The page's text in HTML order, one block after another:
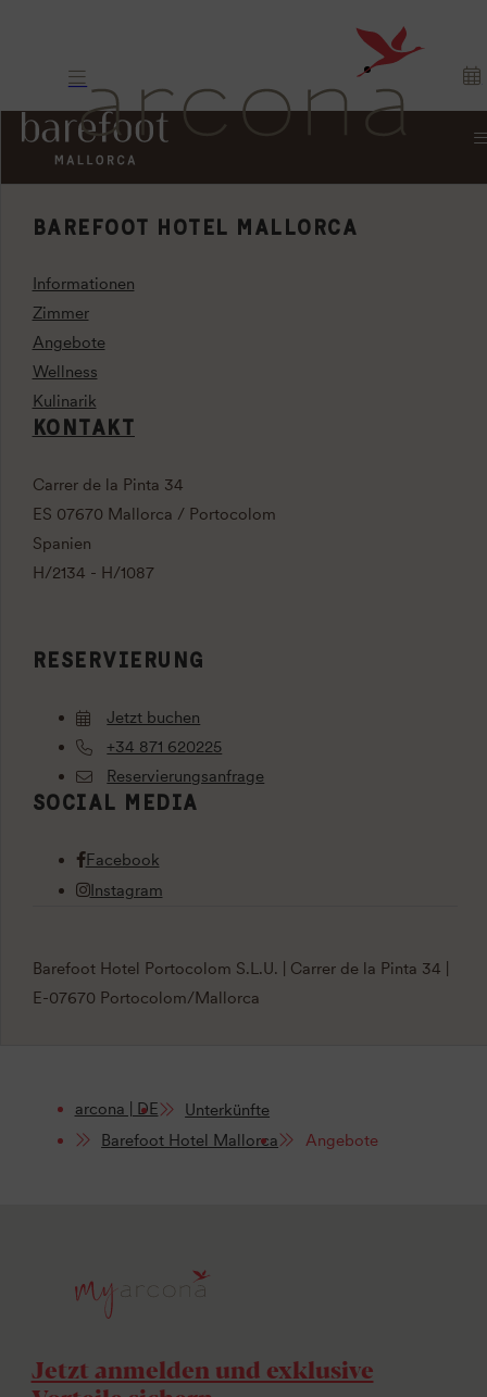
BAREFOOT HOTEL MALLORCA
Informationen
Zimmer
Angebote
Wellness
Kulinarik
KONTAKT
Carrer de la Pinta 34
ES 07670 Mallorca / Portocolom
Spanien
H/2134 - H/1087
RESERVIERUNG
Jetzt buchen
+34 871 620225
Reservierungsanfrage
SOCIAL MEDIA
Facebook
Instagram
Barefoot Hotel Portocolom S.L.U. | Carrer de la Pinta 34 |
E-07670 Portocolom/Mallorca
arcona | DE
Unterkünfte
Barefoot Hotel Mallorca
Angebote
Jetzt anmelden und exklusive